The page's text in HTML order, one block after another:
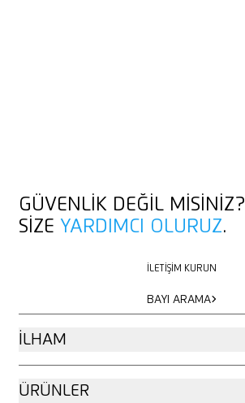
GÜVENLIK DEĞIL MISINIZ?
SIZE YARDIMCI OLURUZ.
İLETIŞIM KURUN
BAYI ARAMA
İLHAM
ÜRÜNLER